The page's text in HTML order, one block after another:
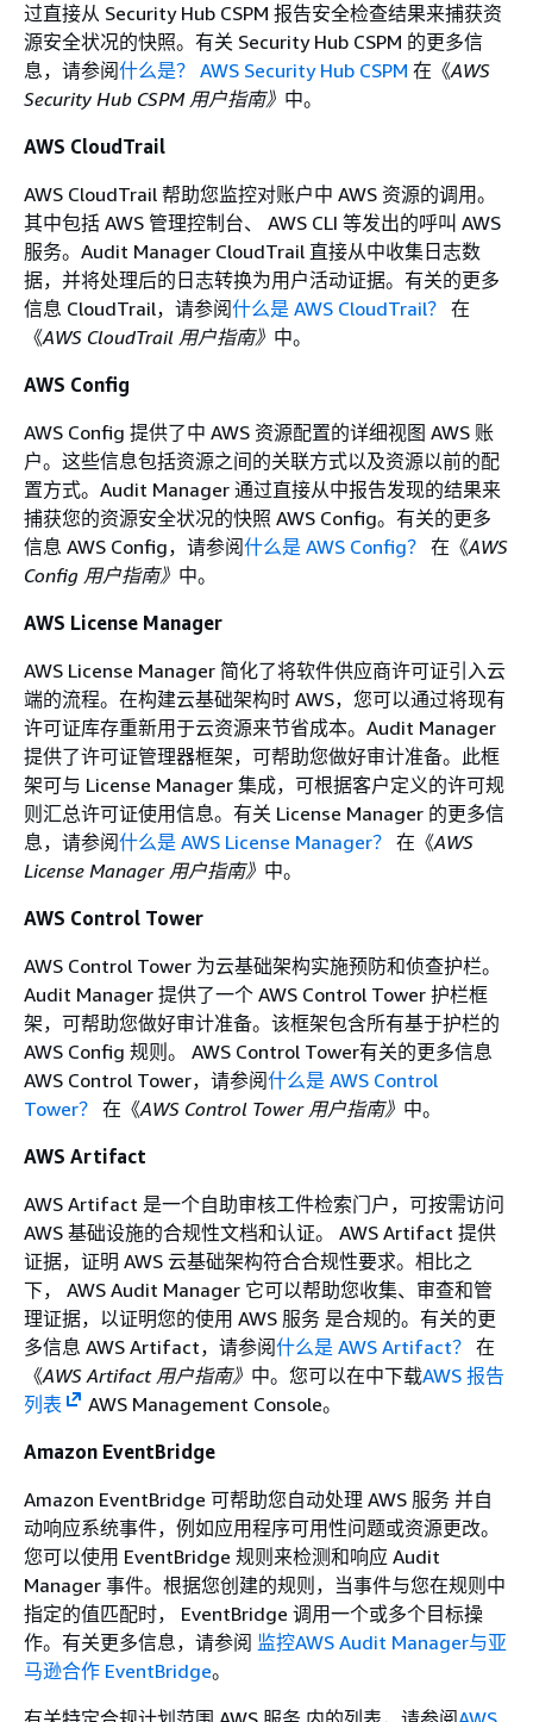
过直接从 Security Hub CSPM 报告安全检查结果来捕获资
源安全状况的快照。有关 Security Hub CSPM 的更多信
息，请参阅什么是？ AWS Security Hub CSPM 在《AWS
Security Hub CSPM 用户指南》 中。
AWS CloudTrail
AWS CloudTrail 帮助您监控对账户中 AWS 资源的调用。
其中包括 AWS 管理控制台、 AWS CLI 等发出的呼叫 AWS
服务。Audit Manager CloudTrail 直接从中收集日志数
据，并将处理后的日志转换为用户活动证据。有关的更多
信息 CloudTrail，请参阅什么是 AWS CloudTrail？ 在
《AWS CloudTrail 用户指南》 中。
AWS Config
AWS Config 提供了中 AWS 资源配置的详细视图 AWS 账
户。这些信息包括资源之间的关联方式以及资源以前的配
置方式。Audit Manager 通过直接从中报告发现的结果来
捕获您的资源安全状况的快照 AWS Config。有关的更多
信息 AWS Config，请参阅什么是 AWS Config？ 在《AWS
Config 用户指南》 中。
AWS License Manager
AWS License Manager 简化了将软件供应商许可证引入云
端的流程。在构建云基础架构时 AWS，您可以通过将现有
许可证库存重新用于云资源来节省成本。Audit Manager
提供了许可证管理器框架，可帮助您做好审计准备。此框
架可与 License Manager 集成，可根据客户定义的许可规
则汇总许可证使用信息。有关 License Manager 的更多信
息，请参阅什么是 AWS License Manager？ 在《AWS
License Manager 用户指南》 中。
AWS Control Tower
AWS Control Tower 为云基础架构实施预防和侦查护栏。
Audit Manager 提供了一个 AWS Control Tower 护栏框
架，可帮助您做好审计准备。该框架包含所有基于护栏的
AWS Config 规则。 AWS Control Tower有关的更多信息
AWS Control Tower，请参阅什么是 AWS Control
Tower？ 在《AWS Control Tower 用户指南》 中。
AWS Artifact
AWS Artifact 是一个自助审核工件检索门户，可按需访问
AWS 基础设施的合规性文档和认证。 AWS Artifact 提供
证据，证明 AWS 云基础架构符合合规性要求。相比之
下， AWS Audit Manager 它可以帮助您收集、审查和管
理证据，以证明您的使用 AWS 服务 是合规的。有关的更
多信息 AWS Artifact，请参阅什么是 AWS Artifact？ 在
《AWS Artifact 用户指南》 中。您可以在中下载AWS 报告
列表
AWS Management Console。
Amazon EventBridge
Amazon EventBridge 可帮助您自动处理 AWS 服务 并自
动响应系统事件，例如应用程序可用性问题或资源更改。
您可以使用 EventBridge 规则来检测和响应 Audit
Manager 事件。根据您创建的规则，当事件与您在规则中
指定的值匹配时， EventBridge 调用一个或多个目标操
作。有关更多信息，请参阅 监控AWS Audit Manager与亚
马逊合作 EventBridge。